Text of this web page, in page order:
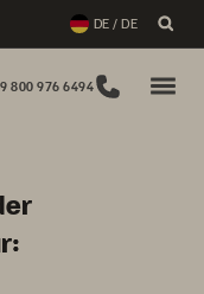
DE / DE
800 976 6494